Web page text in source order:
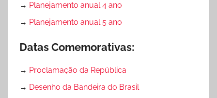
→ Planejamento anual 4 ano
→ Planejamento anual 5 ano
Datas Comemorativas:
→ Proclamação da República
→ Desenho da Bandeira do Brasil